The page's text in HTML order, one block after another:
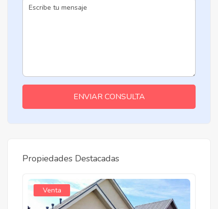
ENVIAR CONSULTA
Propiedades Destacadas
Venta